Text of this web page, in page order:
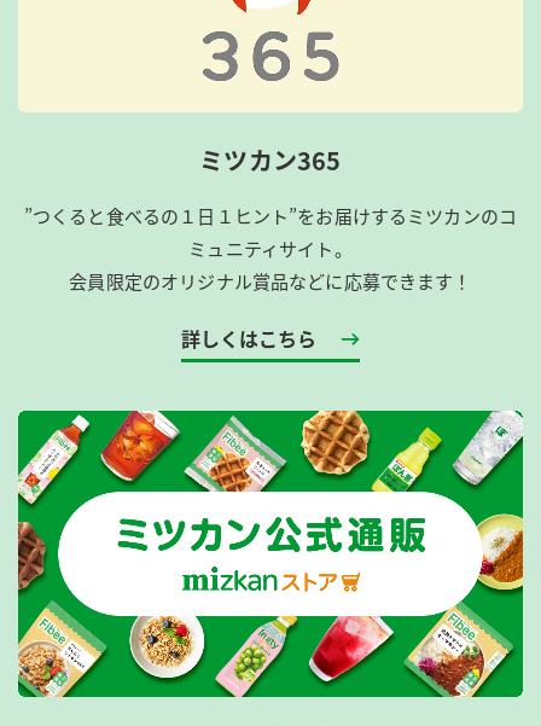
ミツカン365
”つくると食べるの１日１ヒント”をお届けするミツカンのコ
ミュニティサイト。
会員限定のオリジナル賞品などに応募できます！
詳しくはこちら